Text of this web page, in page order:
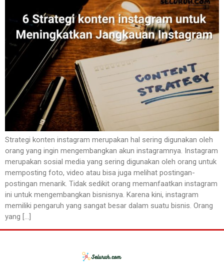
Strategi konten instagram merupakan hal sering digunakan oleh
orang yang ingin mengembangkan akun instagramnya. Instagram
merupakan sosial media yang sering digunakan oleh orang untuk
memposting foto, video atau bisa juga melihat postingan-
postingan menarik. Tidak sedikit orang memanfaatkan instagram
ini untuk mengembangkan bisnisnya. Karena kini, instagram
memiliki pengaruh yang sangat besar dalam suatu bisnis. Orang
yang […]